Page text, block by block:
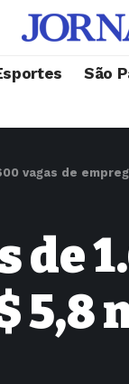
São
vagas de
de
5,8